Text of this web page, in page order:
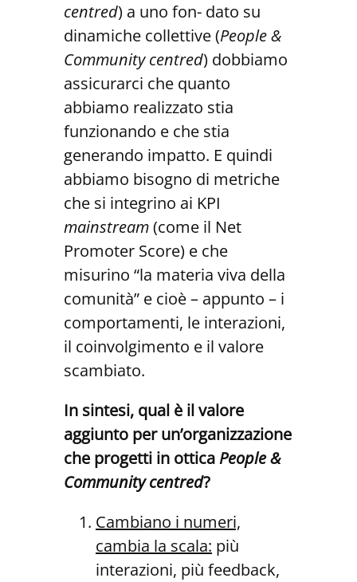
centred) a uno fon- dato su
dinamiche collettive (People &
Community centred) dobbiamo
assicurarci che quanto
abbiamo realizzato stia
funzionando e che stia
generando impatto. E quindi
abbiamo bisogno di metriche
che si integrino ai KPI
mainstream(come il Net
Promoter Score) e che
misurino “la materia viva della
comunità” e cioè – appunto – i
comportamenti, le interazioni,
il coinvolgimento e il valore
scambiato.
In sintesi, qual è ilvalore
aggiunto per un’organizzazione
che progetti in otticaPeople &
Community centred?
Cambiano i numeri,
cambia la scala: più
interazioni, più feedback,